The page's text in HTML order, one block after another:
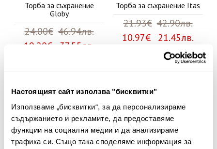
Настоящият сайт използва "бисквитки"
Използваме „бисквитки“, за да персонализираме
съдържанието и рекламите, да предоставяме
функции на социални медии и да анализираме
трафика си. Също така споделяме информация за
Торба за съхранение
Globy
24.00€ 46.94лв.
19.20€ 37.55лв.
Торба за съхранение Itas
21.93€ 42.90лв.
10.97€ 21.45лв.